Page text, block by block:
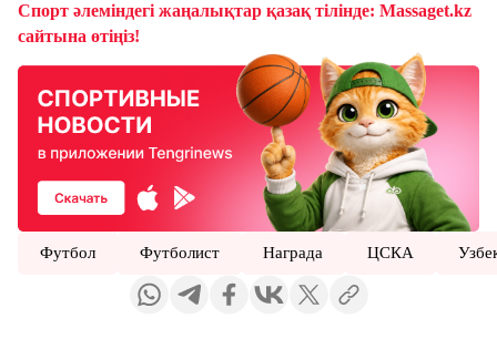
Спорт әлеміндегі жаңалықтар қазақ тілінде: Massaget.kz
сайтына өтіңіз!
Футбол Футболист Награда ЦСКА